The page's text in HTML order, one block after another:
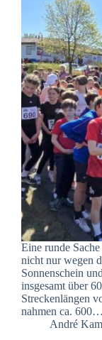
Eine runde
nicht nur wegen
Sonnenschein
insgesamt über
Streckenlängen
nahmen ca. 600…
André